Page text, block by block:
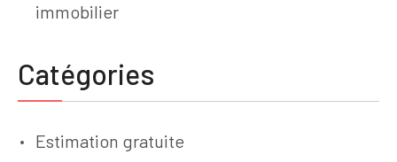
immobilier
Catégories
Estimation gratuite